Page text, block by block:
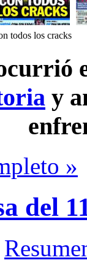
todos los cracks
y
»
del